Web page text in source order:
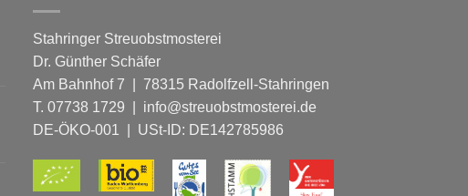
Stahringer Streuobstmosterei
Dr. Günther Schäfer
Am Bahnhof 7 | 78315 Radolfzell-Stahringen
T. 07738 1729 | info@streuobstmosterei.de
DE-ÖKO-001 | USt-ID: DE142785986